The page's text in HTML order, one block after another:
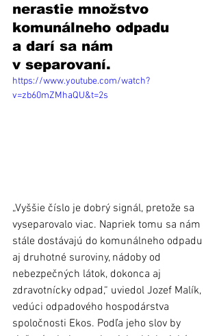
nerastie množstvo
komunálneho odpadu
a darí sa nám
v separovaní.
https://www.youtube.com/watch?
v=zb60mZMhaQU&t=2s
„Vyššie číslo je dobrý signál, pretože sa
vyseparovalo viac. Napriek tomu sa nám
stále dostávajú do komunálneho odpadu
aj druhotné suroviny, nádoby od
nebezpečných látok, dokonca aj
zdravotnícky odpad,“ uviedol Jozef Malík,
vedúci odpadového hospodárstva
spoločnosti Ekos. Podľa jeho slov by